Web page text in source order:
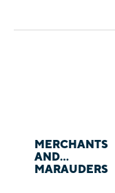
MERCHANTS
AND
MARAUDERS